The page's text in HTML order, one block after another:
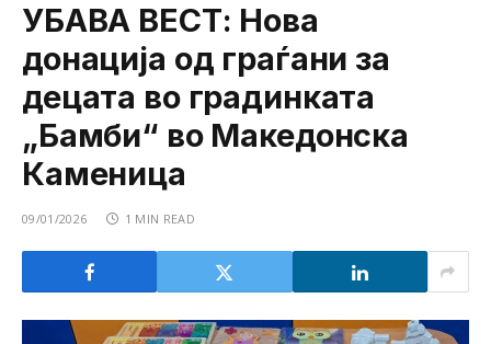
УБАВА ВЕСТ: Нова
донација од граѓани за
децата во градинката
„Бамби“ во Македонска
Каменица
09/01/2026 1 MIN READ